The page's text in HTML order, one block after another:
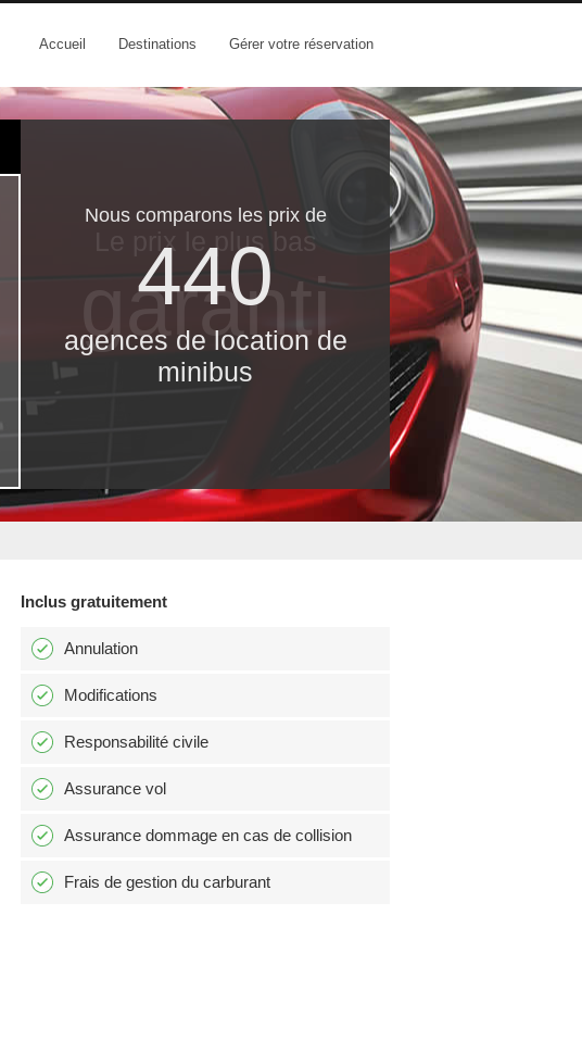
Accueil Destinations Gérer votre réservation
Nous comparons les prix de
440
agences de location de
minibus
Le prix le​ plus bas
garanti
Inclus gratuitement
Annulation
Modifications
Responsabilité civile
Assurance vol
Assurance dommage en cas de collision
Frais de gestion du carburant